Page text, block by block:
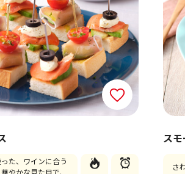
た、ワインに合う
やかな見た目で、
ス
さ